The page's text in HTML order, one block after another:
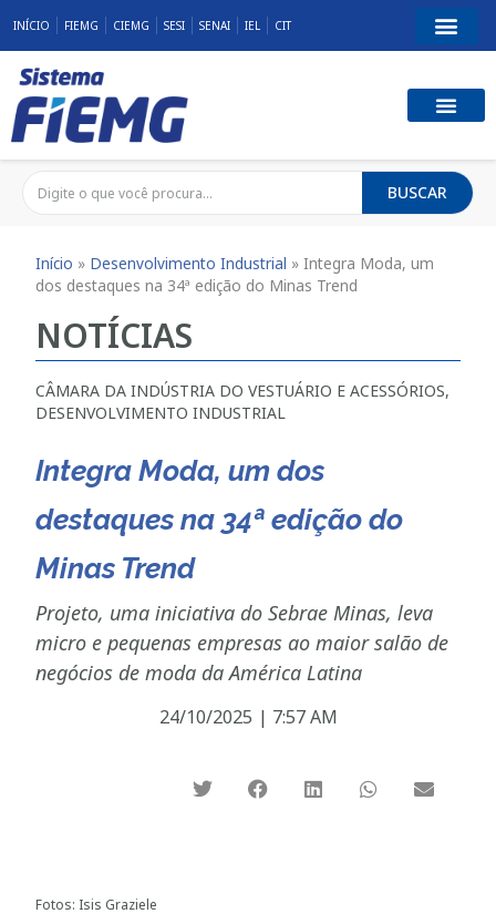
INÍCIO FIEMG CIEMG SESI SENAI IEL CIT
BUSCAR
Início » Desenvolvimento Industrial »Integra Moda, um
dos destaques na 34ª edição do Minas Trend
NOTÍCIAS
CÂMARA DA INDÚSTRIA DO VESTUÁRIO E ACESSÓRIOS,
DESENVOLVIMENTO INDUSTRIAL
Integra Moda, um dos
destaques na 34ª edição do
Minas Trend
Projeto, uma iniciativa do Sebrae Minas, leva
micro e pequenas empresas ao maior salão de
negócios de moda da América Latina
24/10/2025 | 7:57 AM
Fotos: Isis Graziele